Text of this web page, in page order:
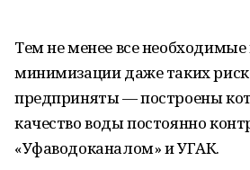
Тем не менее все
минимизации даже таких
предприняты — построены
качество воды постоянно
«Уфаводоканалом» и УГАК.